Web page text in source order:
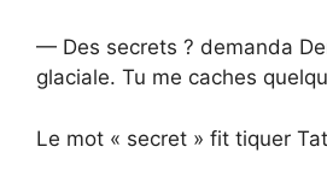
— Des secrets ? demanda
glaciale. Tu me caches
Le mot « secret » fit tiquer